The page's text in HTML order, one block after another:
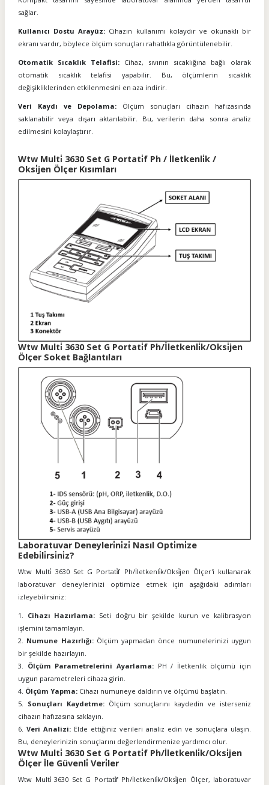
sağlar.
Kullanıcı Dostu Arayüz: Cihazın kullanımı kolaydır ve okunaklı bir
ekranı vardır, böylece ölçüm sonuçları rahatlıkla görüntülenebilir.
Otomatik Sıcaklık Telafisi: Cihaz, sıvının sıcaklığına bağlı olarak
otomatik sıcaklık telafisi yapabilir. Bu, ölçümlerin sıcaklık
değişikliklerinden etkilenmesini en aza indirir.
Veri Kaydı ve Depolama: Ölçüm sonuçları cihazın hafızasında
saklanabilir veya dışarı aktarılabilir. Bu, verilerin daha sonra analiz
edilmesini kolaylaştırır.
Wtw Multi̇ 3630 Set G Portati̇f Ph / İletkenli̇k /
Oksi̇jen Ölçer Kısımları
Wtw Multi̇ 3630 Set G Portati̇f Ph/İletkenli̇k/Oksi̇jen
Ölçer Soket Bağlantıları
Laboratuvar Deneyleri̇ni̇zi̇ Nasıl Opti̇mi̇ze
Edebi̇li̇rsi̇ni̇z?
Wtw Multi̇ 3630 Set G Portati̇f Ph/İletkenli̇k/Oksi̇jen Ölçer'i kullanarak
laboratuvar deneylerinizi optimize etmek için aşağıdaki adımları
izleyebilirsiniz:
Cihazı Hazırlama: Seti doğru bir şekilde kurun ve kalibrasyon
işlemini tamamlayın.
Numune Hazırlığı:Ölçüm yapmadan önce numunelerinizi uygun
bir şekilde hazırlayın.
Ölçüm Parametrelerini Ayarlama:PH / İletkenlik ölçümü için
uygun parametreleri cihaza girin.
Ölçüm Yapma: Cihazı numuneye daldırın ve ölçümü başlatın.
Sonuçları Kaydetme:Ölçüm sonuçlarını kaydedin ve isterseniz
cihazın hafızasına saklayın.
Veri Analizi: Elde ettiğiniz verileri analiz edin ve sonuçlara ulaşın.
Bu, deneylerinizin sonuçlarını değerlendirmenize yardımcı olur.
Wtw Multi̇ 3630 Set G Portati̇f Ph/İletkenli̇k/Oksi̇jen
Ölçer İle Güvenli̇ Veri̇ler
Wtw Multi̇ 3630 Set G Portati̇f Ph/İletkenli̇k/Oksi̇jen Ölçer, laboratuvar